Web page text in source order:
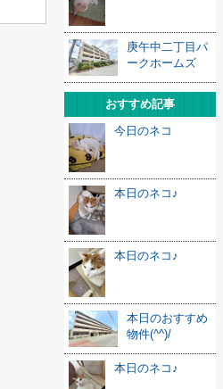
庚午中二丁目パ
ークホームズ
おすすめ記事
今日のネコ
本日のネコ♪
本日のネコ♪
本日のおすすめ
物件(^^)/
本日のネコ♪